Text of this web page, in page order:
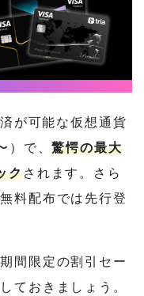
が可能な仮想通貨
）で、驚愕の最大
クされます。さら
料配布では先行登
間限定の割引セー
ておきましょう。